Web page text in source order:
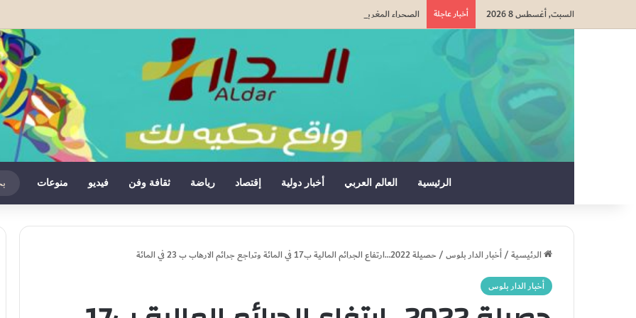
السبت, أغسطس 8 2026 أخبار عاجلة الصحراء المغربية: كولومبيا تعلن تغيير موقفها وتعترف بسيادة المغرب على صحرائه
الرئيسية العالم العربي أخبار دولية إقتصاد رياضة ثقافة وفن فيديو منوعات
الرئيسية/أخبار الدار بلوس/حصيلة 2022…ارتفاع الجرائم المالية ب17 في المائة وتراجع جرائم الارهاب ب 23 في المائة
أخبار الدار بلوس